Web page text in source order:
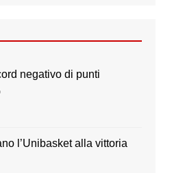
T
negativo di punti
l’Unibasket alla vittoria